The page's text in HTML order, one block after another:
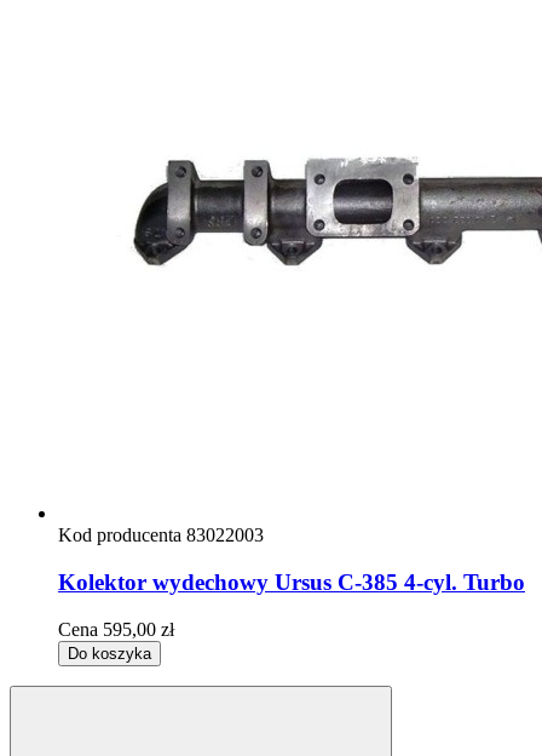
Kod producenta 83022003
Kolektor wydechowy Ursus C-385 4-cyl. Turbo
Cena 595,00 zł
Do koszyka